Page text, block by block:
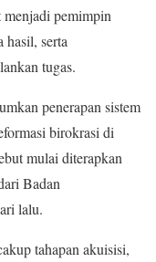
pemimpin
serta
tugas.
penerapan sistem
birokrasi di
mulai diterapkan
Badan
lalu.
tahapan akuisisi,